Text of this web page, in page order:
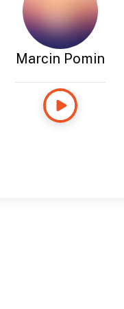
Marcin Pomin